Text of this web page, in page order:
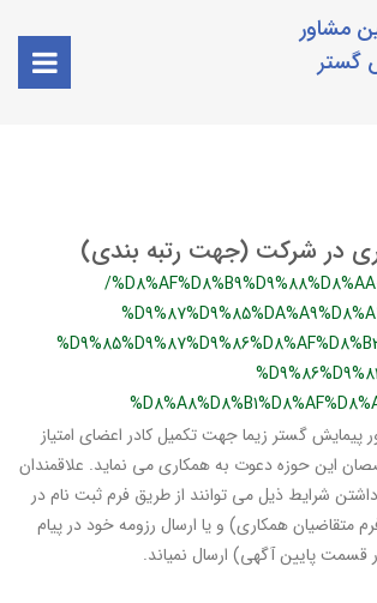
مشاور
گستر
در شرکت (جهت رتبه بندی)
/
گستر زیما جهت تکمیل کادر اعضای امتیاز
این حوزه دعوت به همکاری می نماید. علاقمندان
شرایط ذیل می توانند از طریق فرم ثبت نام در
متقاضیان همکاری) و یا ارسال رزومه خود در پیام
قسمت پایین آگهی) ارسال نمیاند.